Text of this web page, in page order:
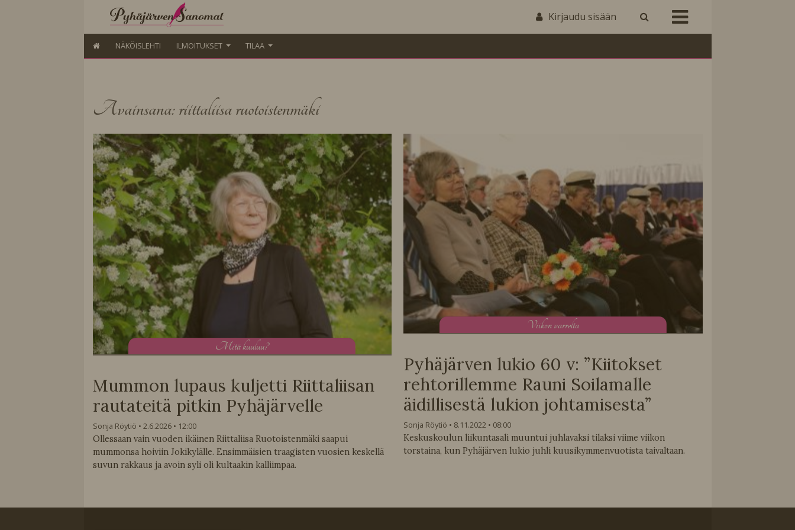
Kirjaudu sisään
NÄKÖISLEHTI ILMOITUKSET TILAA
Avainsana: riittaliisa ruotoistenmäki
Mitä kuuluu?
Mummon lupaus kuljetti Riittaliisan
rautateitä pitkin Pyhäjärvelle
Sonja Röytiö 2.6.2026
12:00
Ollessaan vain vuoden ikäinen Riittaliisa Ruotoistenmäki saapui
mummonsa hoiviin Jokikylälle. Ensimmäisien traagisten vuosien keskellä
suvun rakkaus ja avoin syli oli kultaakin kalliimpaa.
Viikon varrelta
Pyhäjärven lukio 60 v: ”Kiitokset
rehtorillemme Rauni Soilamalle
äidillisestä lukion johtamisesta”
Sonja Röytiö 8.11.2022
08:00
Keskuskoulun liikuntasali muuntui juhlavaksi tilaksi viime viikon
torstaina, kun Pyhäjärven lukio juhli kuusikymmenvuotista taivaltaan.